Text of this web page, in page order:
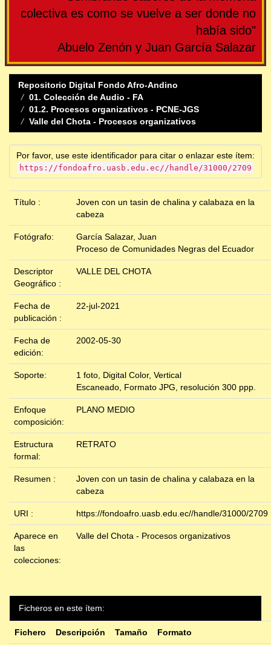
colectiva es como se vuelve a ser donde no
había sido"
Abuelo Zenón y Juan García Salazar
Repositorio Digital Fondo Afro-Andino
01. Colección de Audio - FA
01.2. Procesos organizativos - PCNE-JGS
Valle del Chota - Procesos organizativos
Por favor, use este identificador para citar o enlazar este ítem:
https://fondoafro.uasb.edu.ec//handle/31000/2709
Título :
Joven con un tasin de chalina y calabaza en la
cabeza
Fotógrafo:
García Salazar, Juan
Proceso de Comunidades Negras del Ecuador
Descriptor
Geográfico :
VALLE DEL CHOTA
Fecha de
publicación :
22-jul-2021
Fecha de
edición:
2002-05-30
Soporte:
1 foto, Digital Color, Vertical
Escaneado, Formato JPG, resolución 300 ppp.
Enfoque
composición:
PLANO MEDIO
Estructura
formal:
RETRATO
Resumen :
Joven con un tasin de chalina y calabaza en la
cabeza
URI : https://fondoafro.uasb.edu.ec//handle/31000/2709
Aparece en
las
colecciones:
Valle del Chota - Procesos organizativos
Ficheros en este ítem:
Fichero Descripción Tamaño Formato